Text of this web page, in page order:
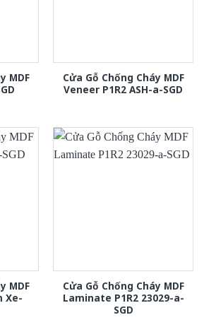
MDF
Cửa Gỗ Chống Cháy MDF
Veneer P1R2 ASH-a-SGD
MDF
Xe-
Cửa Gỗ Chống Cháy MDF
Laminate P1R2 23029-a-
SGD